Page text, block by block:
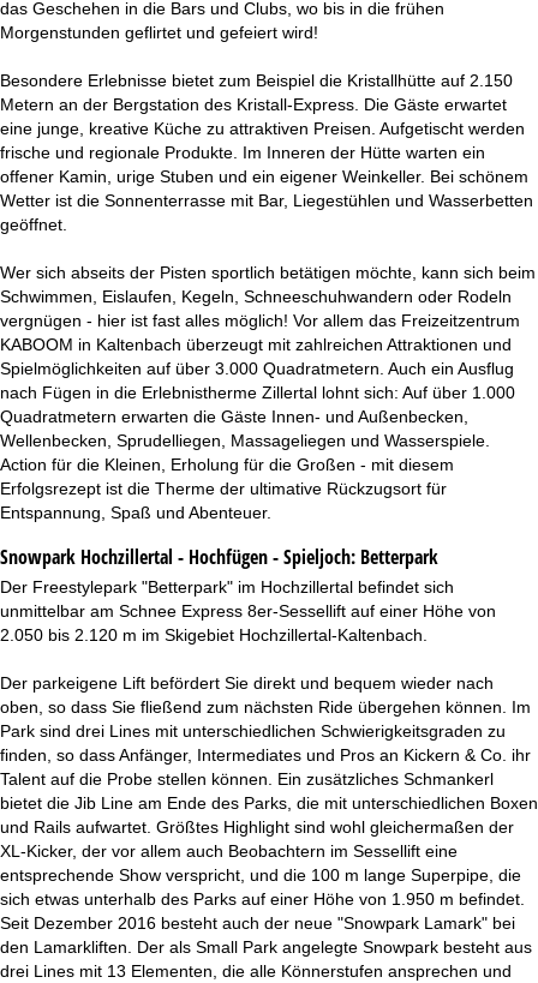
das Geschehen in die Bars und Clubs, wo bis in die frühen
Morgenstunden geflirtet und gefeiert wird!
Besondere Erlebnisse bietet zum Beispiel die Kristallhütte auf 2.150
Metern an der Bergstation des Kristall-Express. Die Gäste erwartet
eine junge, kreative Küche zu attraktiven Preisen. Aufgetischt werden
frische und regionale Produkte. Im Inneren der Hütte warten ein
offener Kamin, urige Stuben und ein eigener Weinkeller. Bei schönem
Wetter ist die Sonnenterrasse mit Bar, Liegestühlen und Wasserbetten
geöffnet.
Wer sich abseits der Pisten sportlich betätigen möchte, kann sich beim
Schwimmen, Eislaufen, Kegeln, Schneeschuhwandern oder Rodeln
vergnügen - hier ist fast alles möglich! Vor allem das Freizeitzentrum
KABOOM in Kaltenbach überzeugt mit zahlreichen Attraktionen und
Spielmöglichkeiten auf über 3.000 Quadratmetern. Auch ein Ausflug
nach Fügen in die Erlebnistherme Zillertal lohnt sich: Auf über 1.000
Quadratmetern erwarten die Gäste Innen- und Außenbecken,
Wellenbecken, Sprudelliegen, Massageliegen und Wasserspiele.
Action für die Kleinen, Erholung für die Großen - mit diesem
Erfolgsrezept ist die Therme der ultimative Rückzugsort für
Entspannung, Spaß und Abenteuer.
Snowpark Hochzillertal - Hochfügen - Spieljoch: Betterpark
Der Freestylepark "Betterpark" im Hochzillertal befindet sich
unmittelbar am Schnee Express 8er-Sessellift auf einer Höhe von
2.050 bis 2.120 m im Skigebiet Hochzillertal-Kaltenbach.
Der parkeigene Lift befördert Sie direkt und bequem wieder nach
oben, so dass Sie fließend zum nächsten Ride übergehen können. Im
Park sind drei Lines mit unterschiedlichen Schwierigkeitsgraden zu
finden, so dass Anfänger, Intermediates und Pros an Kickern & Co. ihr
Talent auf die Probe stellen können. Ein zusätzliches Schmankerl
bietet die Jib Line am Ende des Parks, die mit unterschiedlichen Boxen
und Rails aufwartet. Größtes Highlight sind wohl gleichermaßen der
XL-Kicker, der vor allem auch Beobachtern im Sessellift eine
entsprechende Show verspricht, und die 100 m lange Superpipe, die
sich etwas unterhalb des Parks auf einer Höhe von 1.950 m befindet.
Seit Dezember 2016 besteht auch der neue "Snowpark Lamark" bei
den Lamarkliften. Der als Small Park angelegte Snowpark besteht aus
drei Lines mit 13 Elementen, die alle Könnerstufen ansprechen und